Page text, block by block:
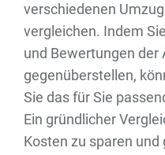
verschiedenen
vergleichen. Indem
und Bewertungen der
gegenüberstellen,
Sie das für Sie
Ein gründlicher
Kosten zu sparen